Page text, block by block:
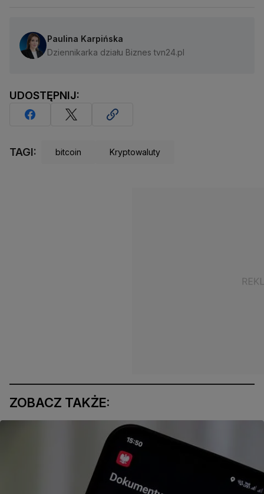
Paulina Karpińska
Dziennikarka działu Biznes tvn24.pl
UDOSTĘPNIJ:
TAGI: bitcoin Kryptowaluty
ZOBACZ TAKŻE: